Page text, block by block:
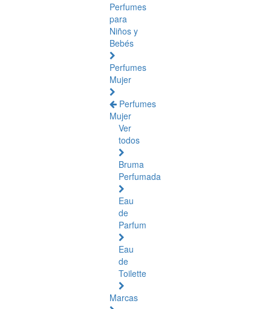
Perfumes
para
Niños y
Bebés
Perfumes
Mujer
Perfumes
Mujer
Ver
todos
Bruma
Perfumada
Eau
de
Parfum
Eau
de
Toilette
Marcas